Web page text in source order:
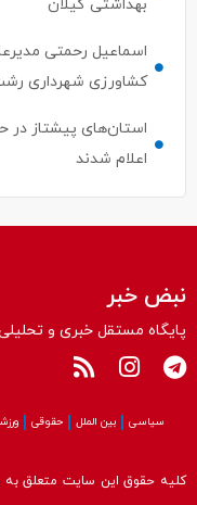
بهداشتی گیلان
اسماعیل رحمتی
کشاورزی شهرداری
استان‌های پیشتاز در
اعلام شدند
نبض خبر
پایگاه مستقل خبری و
سیاسی بین الملل حقوقی
کلیه حقوق این سایت متعلق به